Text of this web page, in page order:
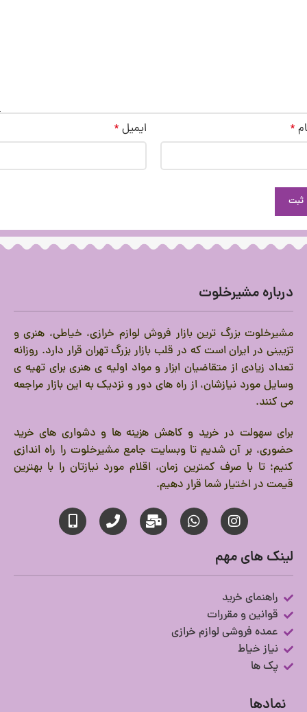
* ایمیل *
درباره مشیرخلوت
مشیرخلوت بزرگ ترین بازار فروش لوازم خرازی، خیاطی، هنری و
تزیینی در ایران است که در قلب بازار بزرگ تهران قرار دارد. روزانه
تعداد زیادی از متقاضیان ابزار و مواد اولیه ی هنری برای تهیه ی
وسایل مورد نیازشان، از راه های دور و نزدیک به این بازار مراجعه
می کنند.
برای سهولت در خرید و کاهش هزینه ها و دشواری های خرید
حضوری، بر آن شدیم تا وبسایت جامع مشیرخلوت را راه اندازی
کنیم؛ تا با صرف کمترین زمان، اقلام مورد نیازتان را با بهترین
قیمت در اختیار شما قرار دهیم.
لینک های مهم
راهنمای خرید
قوانین و مقررات
عمده فروشی لوازم خرازی
نیاز خیاط
پک ها
نمادها